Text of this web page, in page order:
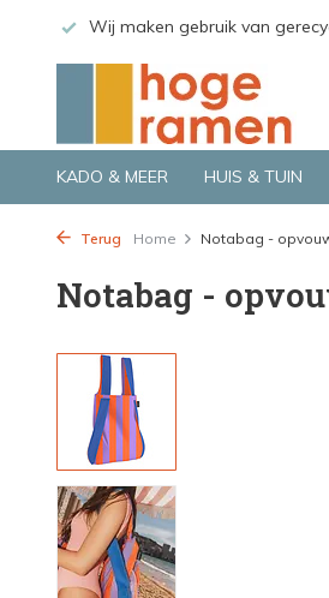
Wij maken gebruik van
KADO & MEER HUIS & TUIN
Terug Home Notabag -
Notabag -